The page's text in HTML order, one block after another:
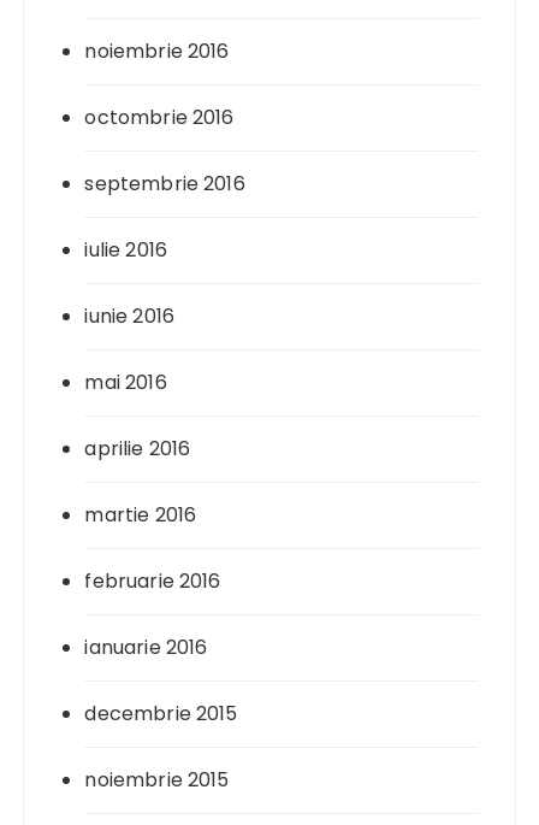
noiembrie 2016
octombrie 2016
septembrie 2016
iulie 2016
iunie 2016
mai 2016
aprilie 2016
martie 2016
februarie 2016
ianuarie 2016
decembrie 2015
noiembrie 2015